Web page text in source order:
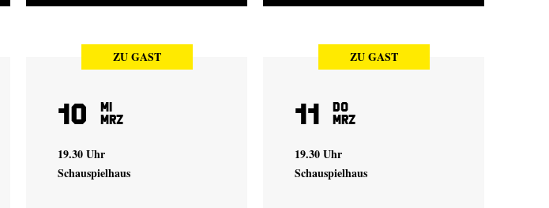
ZU GAST
10 Mi
Mrz
19.30 Uhr
Schauspielhaus
ZU GAST
11 Do
Mrz
19.30 Uhr
Schauspielhaus